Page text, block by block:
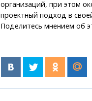
организаций, при этом
проектный подход в
Поделитесь мнением об